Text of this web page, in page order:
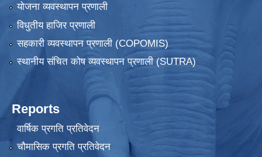
योजना व्यवस्थापन प्रणाली
विधुतीय हाजिर प्रणाली
सहकारी व्यवस्थापन प्रणाली (COPOMIS)
स्थानीय संचित कोष व्यवस्थापन प्रणाली (SUTRA)
Reports
वार्षिक प्रगति प्रतिवेदन
चौमासिक प्रगति प्रतिवेदन